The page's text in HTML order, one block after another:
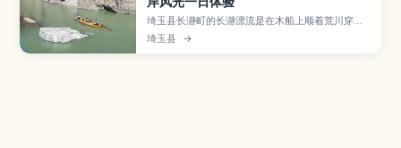
埼玉县长瀞町的长瀞漂流是在木船上顺着荒川穿行
峡谷的经典体验，途中可近距离欣赏被称为“岩畳”
的奇岩和四季变换的溪谷景色。本文将介绍各类路
埼玉县 →